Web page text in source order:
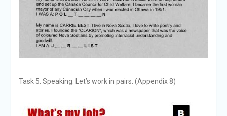
Task 5. Speaking. Let’s work in pairs. (Appendix 8)